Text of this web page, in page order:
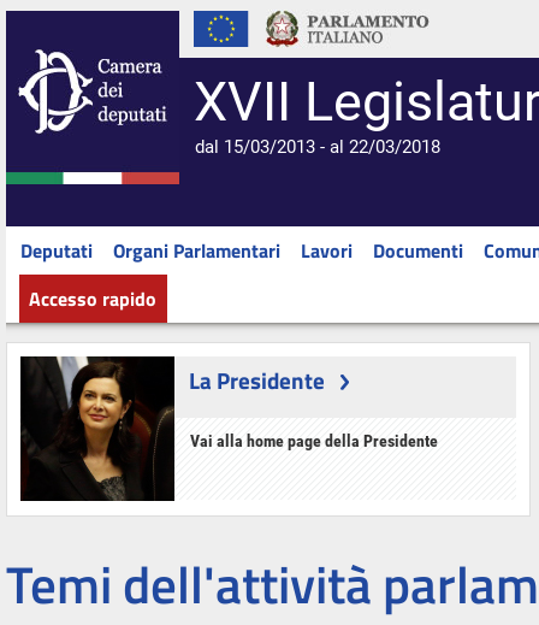
XVII
dal 15/03/2013 - al 22/03/2018
Deputati Organi Parlamentari Lavori Documenti
Accesso rapido
La Presidente
Vai alla home page della Presidente
Temi dell'attività